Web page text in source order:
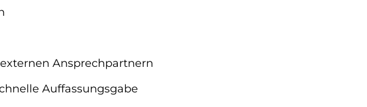
Ansprechpartnern
Auffassungsgabe